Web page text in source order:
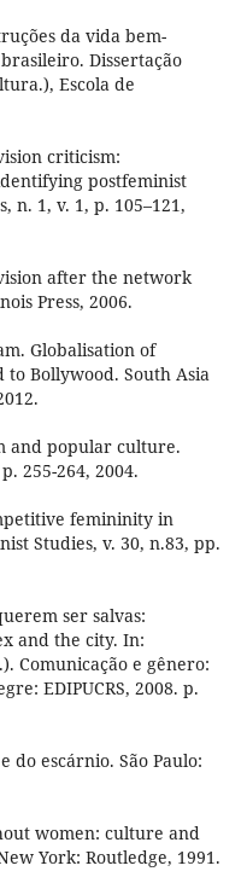
da vida bem-
Dissertação
Escola de
criticism:
postfeminist
n. 1, v. 1, p. 105–121,
after the network
Press, 2006.
Globalisation of
Bollywood. South Asia
and popular culture.
255-264, 2004.
femininity in
Studies, v. 30, n.83, pp.
ser salvas:
and the city. In:
Comunicação e gênero:
EDIPUCRS, 2008. p.
do escárnio. São Paulo:
women: culture and
York: Routledge, 1991.